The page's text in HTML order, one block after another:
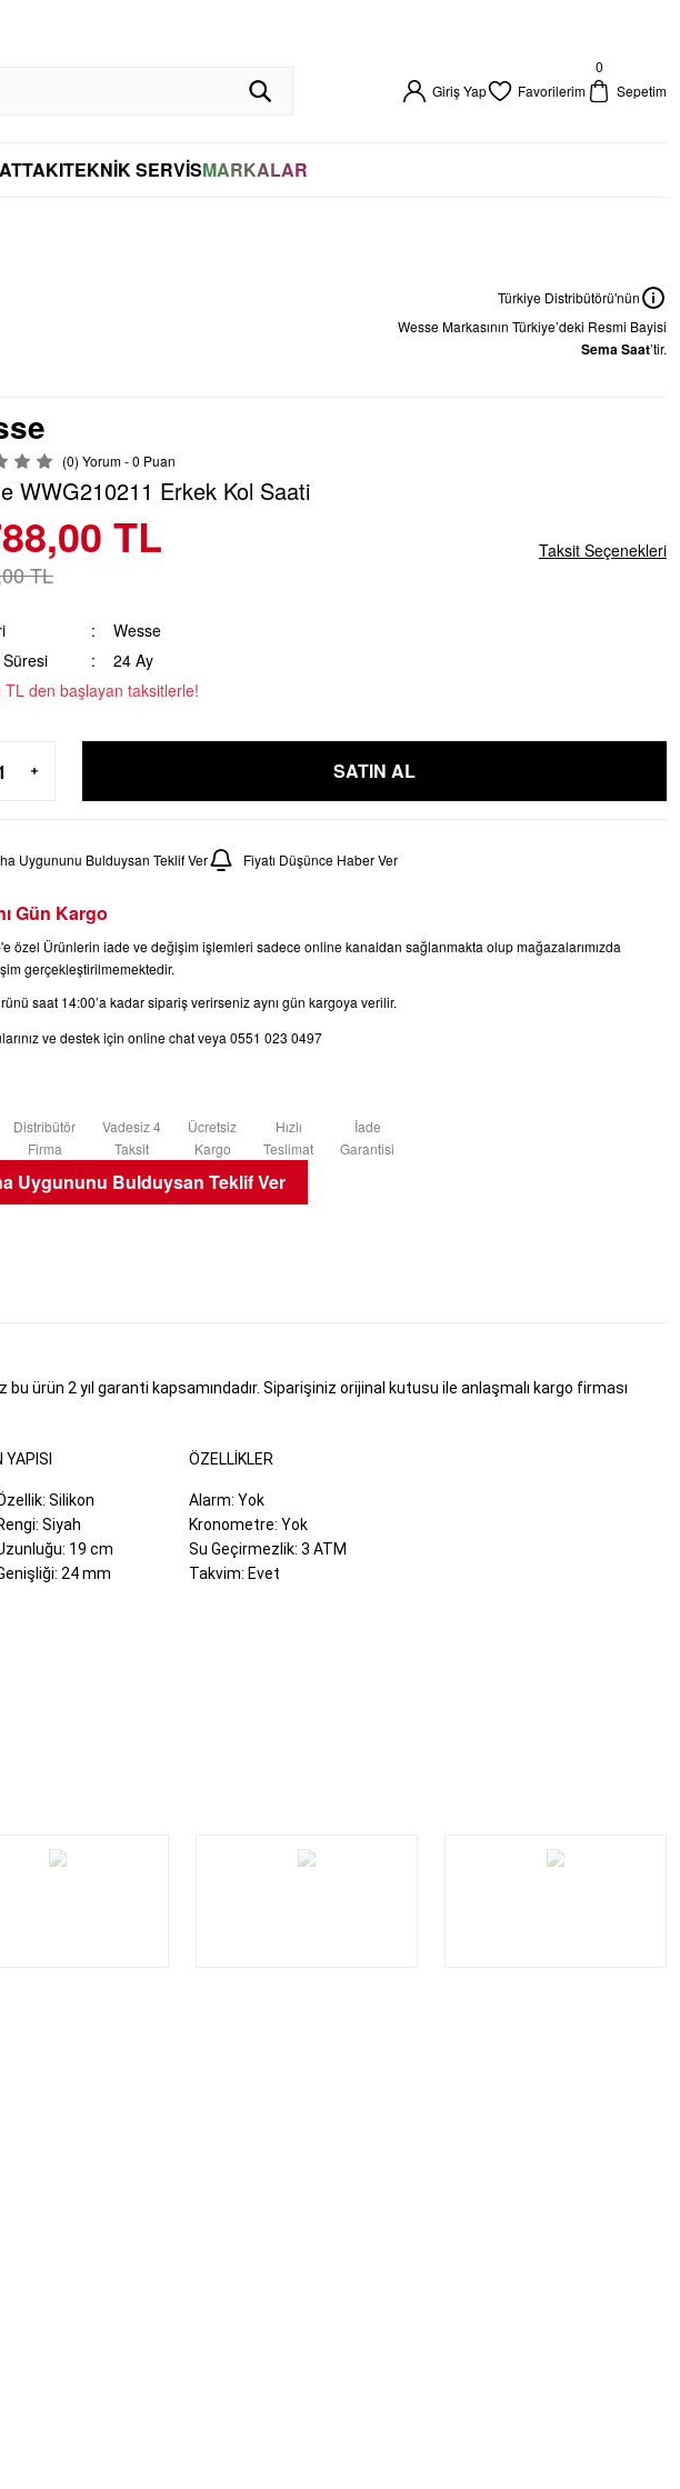
Giriş Yap Favorilerim
0
Sepetim
TAKITEKNİK SERVİSMARKALAR
Türkiye Distribütörü'nün
WesseMarkasının Türkiye’deki Resmi Bayisi
Sema Saat’tir.
(0) Yorum - 0 Puan
WWG210211 Erkek Kol Saati
TL
TL
Taksit Seçenekleri
Wesse
24 Ay
TL den başlayan taksitlerle!
SATIN AL
Uygununu Bulduysan Teklif Ver Fiyatı Düşünce Haber Ver
Gün Kargo
özel Ürünlerin iade ve değişim işlemleri sadece online kanaldan sağlanmakta olup mağazalarımızda
gerçekleştirilmemektedir.
saat 14:00’a kadar sipariş verirseniz aynı gün kargoya verilir.
ve destek için online chat veya 0551 023 0497
Distribütör
Firma
Vadesiz 4
Taksit
Ücretsiz
Kargo
Hızlı
Teslimat
İade
Garantisi
Uygununu Bulduysan Teklif Ver
bu ürün 2 yıl garanti kapsamındadır. Siparişiniz orijinal kutusu ile anlaşmalı kargo firması
YAPISI
Silikon
Siyah
19 cm
24 mm
ÖZELLIKLER
Alarm: Yok
Kronometre: Yok
Su Geçirmezlik: 3 ATM
Takvim: Evet